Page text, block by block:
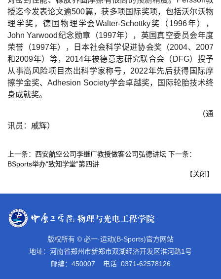
授迄今发表论文逾500篇，获多项国际奖项，包括沃尔沃物
理学奖，德国物理学会Walter-Schottky奖（1996年），
John Yarwood纪念勋章（1997年），英国真空委员会年度
荣誉（1997年），日本社会科学促进协会奖（2004、2007
和2009年）等，2014年被德意志研究联合会（DFG）授予
从事高风险项目杰出科学家称号，2022年先后获得国际摩
擦学金奖、Adhesion Society学会卓越奖，国际轮胎技术终
身成就奖。
（通
讯员：戚辉）
上一条： 西安航空公司李继广教授做客公司弘德讲坛 下一条：
BSports举办“致知学堂”第四讲
【关闭】
版权所有 © 必一·运动(B-Sports)官方网站
地址：河南省郑州市新郑市双湖经济开发区淮河路1号
邮编：450007 电话 0371-62578126